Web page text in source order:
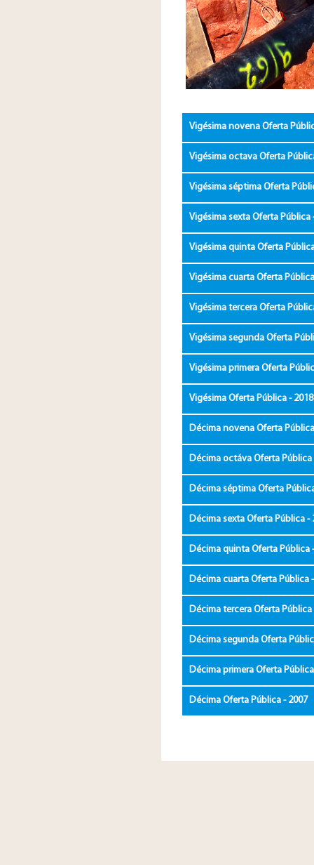
Vigésima novena Oferta
Vigésima octava Oferta
Vigésima séptima Oferta
Vigésima sexta Oferta Pública
Vigésima quinta Oferta
Vigésima cuarta Oferta
Vigésima tercera Oferta
Vigésima segunda Oferta
Vigésima primera Oferta
Vigésima Oferta Pública - 2018
Décima novena Oferta
Décima octáva Oferta Pública
Décima séptima Oferta
Décima sexta Oferta Pública -
Décima quinta Oferta Pública
Décima cuarta Oferta Pública
Décima tercera Oferta Pública
Décima segunda Oferta
Décima primera Oferta
Décima Oferta Pública - 2007